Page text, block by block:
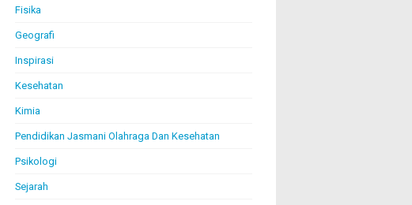
Fisika
Geografi
Inspirasi
Kesehatan
Kimia
Pendidikan Jasmani Olahraga Dan Kesehatan
Psikologi
Sejarah